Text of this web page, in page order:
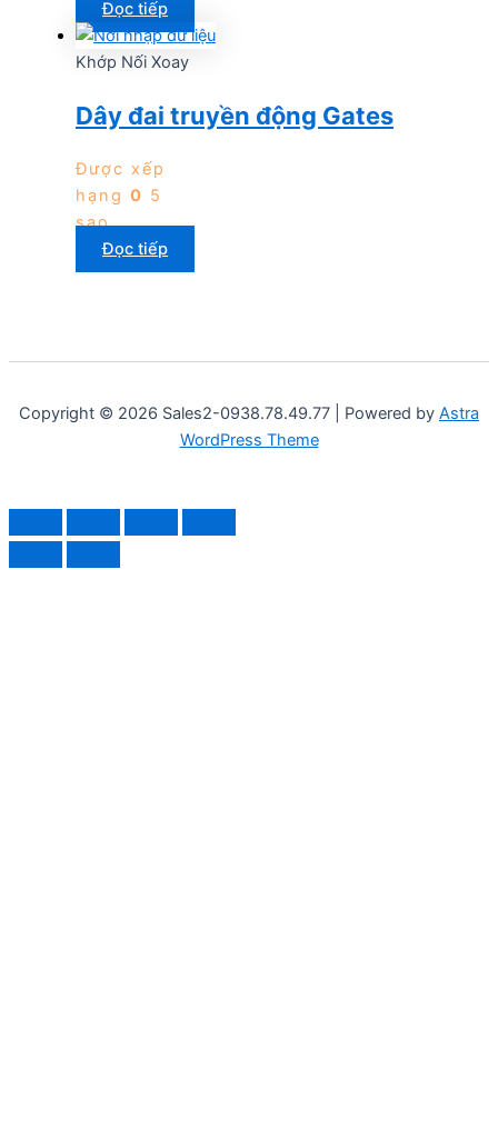
Đọc tiếp
Khớp Nối Xoay
Dây đai truyền động Gates
Được xếp
hạng 0 5
sao
Đọc tiếp
Copyright © 2026 Sales2-0938.78.49.77 | Powered by Astra
WordPress Theme